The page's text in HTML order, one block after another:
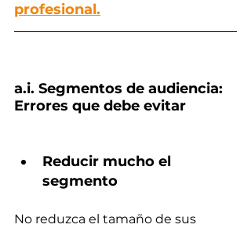
profesional.
a.i. Segmentos de audiencia:
Errores que debe evitar
Reducir mucho el
segmento
No reduzca el tamaño de sus